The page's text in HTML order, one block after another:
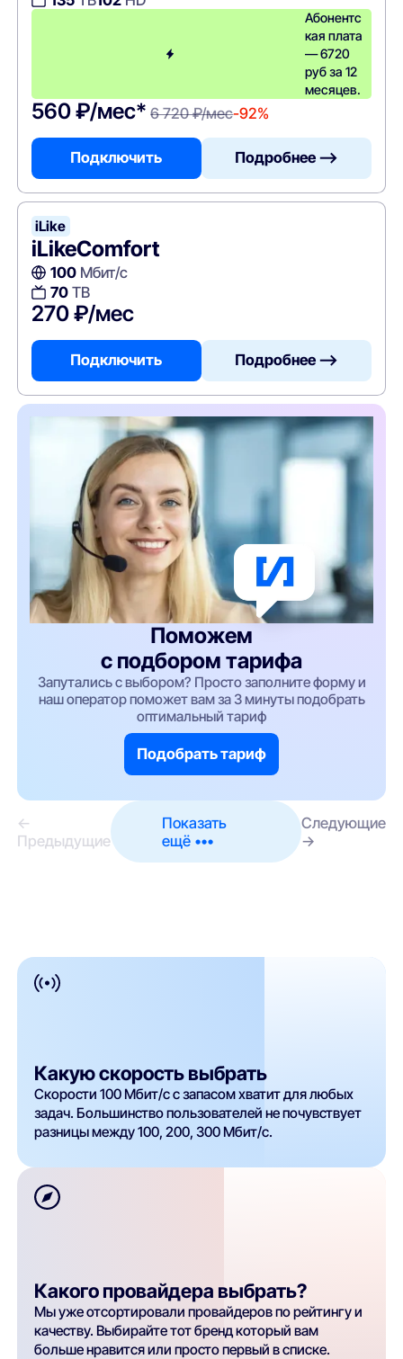
Абонентс
кая плата
— 6720
руб за 12
месяцев.
560 ₽/мес* 6 720 ₽/мес-92%
Подключить Подробнее —>
iLike
iLikeComfort
100Мбит/с
70ТВ
270 ₽/мес
Подключить Подробнее —>
Поможем
с подбором тарифа
Запутались с выбором? Просто заполните форму и
наш оператор поможет вам за 3 минуты подобрать
оптимальный тариф
Подобрать тариф
←
Предыдущие
Показать
ещё •••
Следующие
→
Какую скорость выбрать
Скорости 100 Мбит/с с запасом хватит для любых
задач. Большинство пользователей не почувствует
разницы между 100, 200, 300 Мбит/с.
Какого провайдера выбрать?
Мы уже отсортировали провайдеров по рейтингу и
качеству. Выбирайте тот бренд который вам
больше нравится или просто первый в списке.